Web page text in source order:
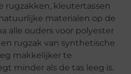
rugzakken, kleutertassen
materialen op de
alle ouders voor polyester
rugzak van synthetische
makkelijker te
minder als de tas leeg is.